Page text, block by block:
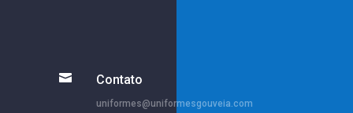
 Contato
uniformes@uniformesgouveia.com